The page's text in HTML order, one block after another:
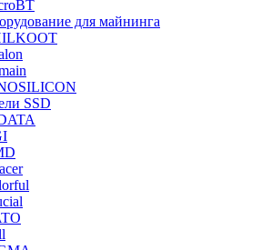
для майнинга
SSD